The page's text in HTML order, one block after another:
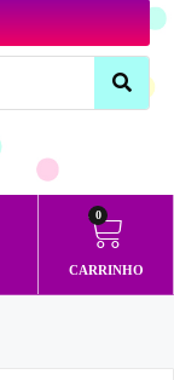
0
CARRINHO